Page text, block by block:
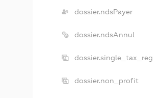
dossier.ndsPayer
dossier.ndsAnnul
dossier.single_tax_reg
dossier.non_profit